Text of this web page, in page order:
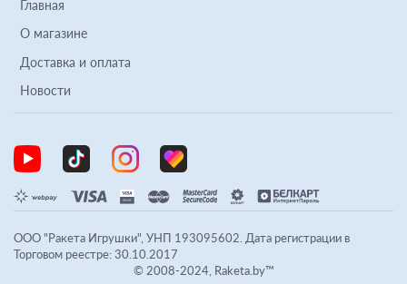
Главная
О магазине
Доставка и оплата
Новости
ООО "Ракета Игрушки", УНП 193095602. Дата регистрации в
Торговом реестре: 30.10.2017
© 2008-2024, Raketa.by™